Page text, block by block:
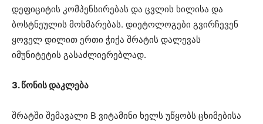
დეფიციტის კომპენსირებას და ცვლის ხილისა და
ბოსტნეულის მოხმარებას. დიეტოლოგები გვირჩევენ
ყოველ დილით ერთი ჭიქა შრატის დალევას
იმუნიტეტის გასაძლიერებლად.
3. წონის დაკლება
შრატში შემავალი B ვიტამინი ხელს უწყობს ცხიმებისა